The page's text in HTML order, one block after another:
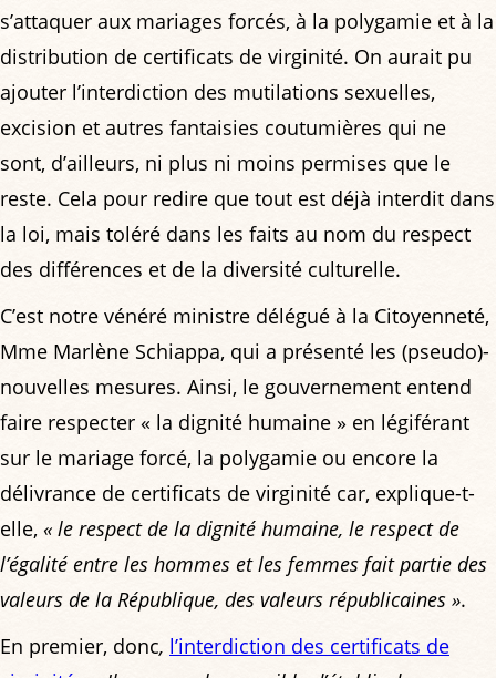
s’attaquer aux mariages forcés, à la polygamie et à la
distribution de certificats de virginité. On aurait pu
ajouter l’interdiction des mutilations sexuelles,
excision et autres fantaisies coutumières qui ne
sont, d’ailleurs, ni plus ni moins permises que le
reste. Cela pour redire que tout est déjà interdit dans
la loi, mais toléré dans les faits au nom du respect
des différences et de la diversité culturelle.
C’est notre vénéré ministre délégué à la Citoyenneté,
Mme Marlène Schiappa, qui a présenté les (pseudo)-
nouvelles mesures. Ainsi, le gouvernement entend
faire respecter « la dignité humaine » en légiférant
sur le mariage forcé, la polygamie ou encore la
délivrance de certificats de virginité car, explique-t-
elle, « le respect de la dignité humaine, le respect de
l’égalité entre les hommes et les femmes fait partie des
valeurs de la République, des valeurs républicaines ».
En premier, donc, l’interdiction des certificats de